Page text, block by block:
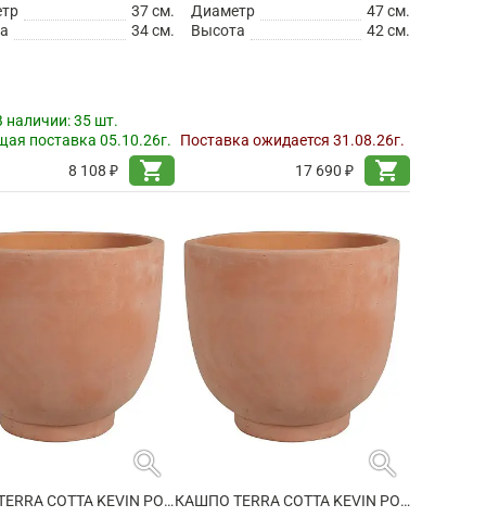
37 см.
34 см.
наличии:35 шт.
поставка 05.10.26г.
8 108 ₽
shopping_cart
Диаметр
47 см.
Высота
42 см.
Поставка ожидается 31.08.26г.
17 690 ₽
shopping_cart
search
КАШПО TERRA COTTA KEVIN POT TERRA
search
КАШПО TERRA COTTA KEVIN POT TERRA